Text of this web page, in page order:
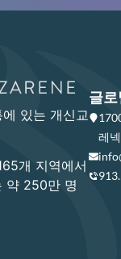
있는 개신교
개 지역에서
약 250만 명
글로
레